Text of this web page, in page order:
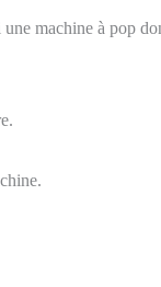
machine à pop